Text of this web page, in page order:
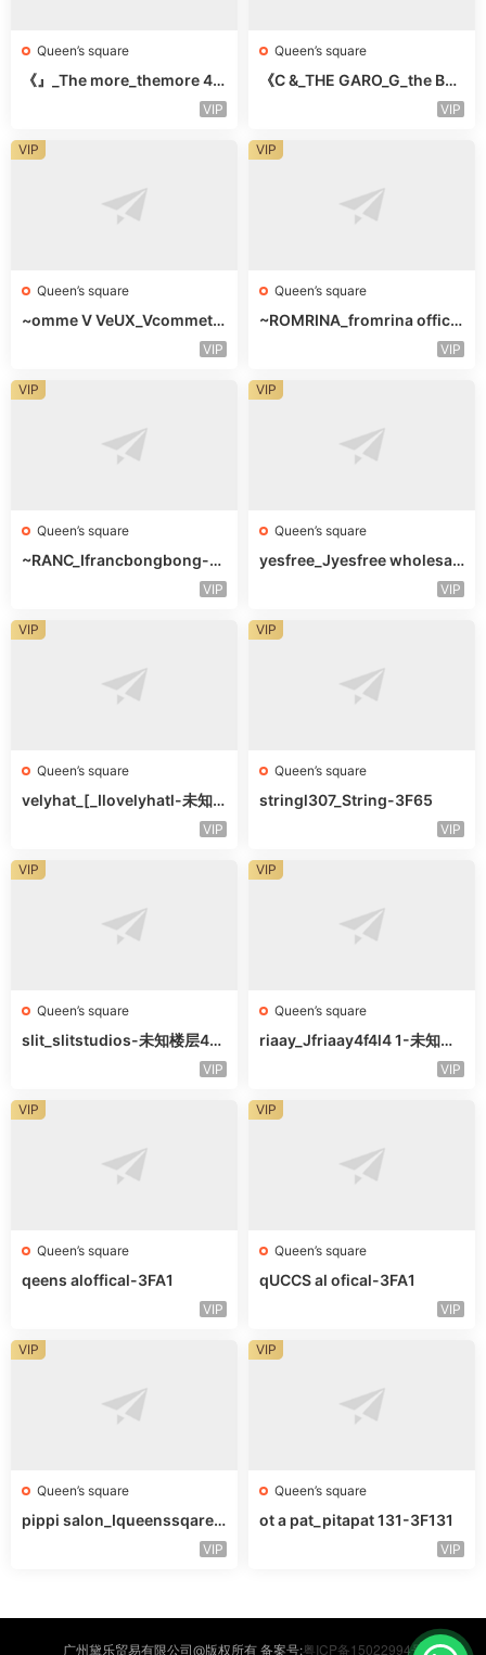
Queen’s square
《』_The more_themore 41
VIP
Queen’s square
《C &_THE GARO_G_the Bar
VIP
Queen’s square
~omme V VeUX_Vcommetu
VIP
VIP
Queen’s square
~ROMRINA_fromrina officia
VIP
VIP
Queen’s square
~RANC_Ifrancbongbong-未
VIP
VIP
Queen’s square
yesfree_Jyesfree wholesal
VIP
VIP
Queen’s square
velyhat_[_Ilovelyhatl-未知
VIP
VIP
Queen’s square
stringl307_String-3F65
VIP
VIP
Queen’s square
slit_slitstudios-未知楼层415
VIP
VIP
Queen’s square
riaay_Jfriaay4f4l4 1-未知楼
VIP
VIP
Queen’s square
qeens aloffical-3FA1
VIP
VIP
Queen’s square
qUCCS al ofical-3FA1
VIP
VIP
Queen’s square
pippi salon_Iqueenssqareo
VIP
VIP
Queen’s square
ot a pat_pitapat 131-3F131
VIP
VIP
广州黛乐贸易有限公司@版权所有 备案号:粤ICP备15022994号